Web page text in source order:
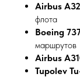
Airbus
флота
Boeing
маршрутов
Airbus
Tupolev